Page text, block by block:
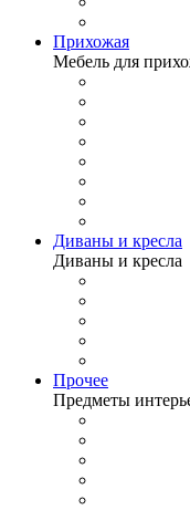
Прихожая
Мебель для
Диваны и кресла
Диваны и кресла
Прочее
Предметы